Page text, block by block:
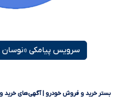
سرویس پیامکی «نوسان
بستر خرید و فروش خودرو | آگهی‌های